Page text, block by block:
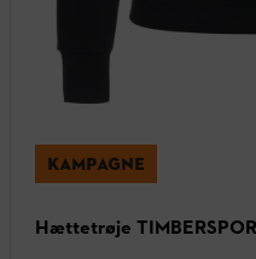
KAMPAGNE
Hættetrøje